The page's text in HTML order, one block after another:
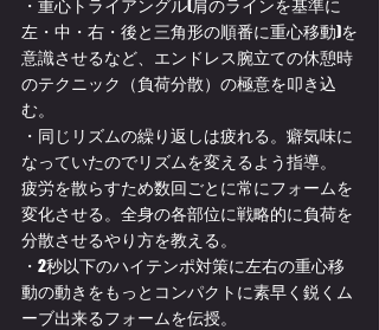
・重心トライアングル(肩のラインを基準に
左・中・右・後と三角形の順番に重心移動)を
意識させるなど、エンドレス腕立ての休憩時
のテクニック（負荷分散）の極意を叩き込
む。
・同じリズムの繰り返しは疲れる。癖気味に
なっていたのでリズムを変えるよう指導。
疲労を散らすため数回ごとに常にフォームを
変化させる。全身の各部位に戦略的に負荷を
分散させるやり方を教える。
・2秒以下のハイテンポ対策に左右の重心移
動の動きをもっとコンパクトに素早く鋭くム
ーブ出来るフォームを伝授。